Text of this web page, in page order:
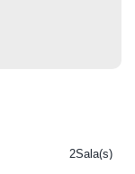
2Sala(s)